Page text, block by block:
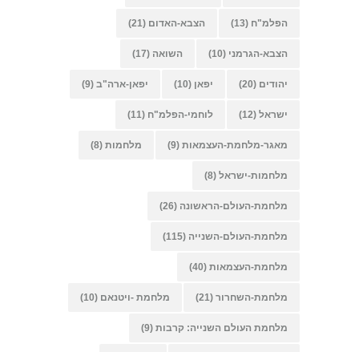
הפלמ"ח (13) הצבא-האדום (21)
הצבא-הגרמני (10) השואה (17)
יהודים (20) יפאן (10) יפאן-ארה"ב (9)
ישראל (12) לוחמי-הפלמ"ח (11)
מאגר-מלחמת-העצמאות (9) מלחמות (8)
מלחמות-ישראל (8)
מלחמת-העולם-הראשונה (26)
מלחמת-העולם-השנייה (115)
מלחמת-העצמאות (40)
מלחמת-השחרור (21) מלחמת -ויטנאם (10)
מלחמת העולם השנייה: קרבות (9)